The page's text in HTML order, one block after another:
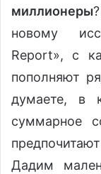
миллионеры
новому
Report», с
пополняют
думаете, в
суммарное
Дадим